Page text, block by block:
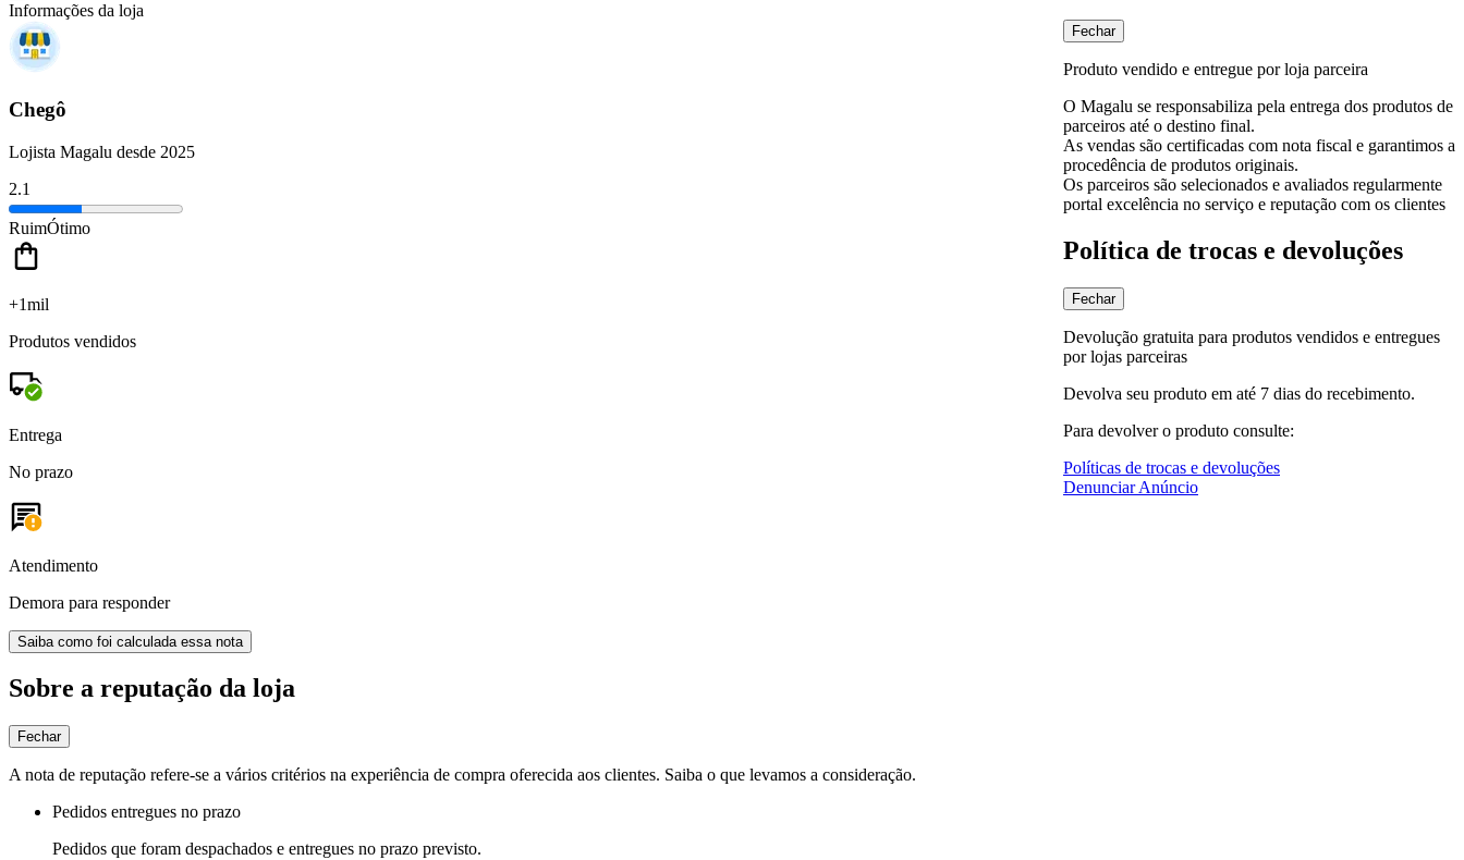
Informações da loja
Chegô
Lojista Magalu desde 2025
2.1
RuimÓtimo
+1mil
Produtos vendidos
Entrega
No prazo
Atendimento
Demora para responder
Saiba como foi calculada essa nota
Sobre a reputação da loja
Fechar
A nota de reputação refere-se a vários critérios na experiência de compra oferecida aos clientes. Saiba o que levamos a consideração.
Pedidos entregues no prazo
Pedidos que foram despachados e entregues no prazo previsto.
Fechar
Produto vendido e entregue por loja parceira
O Magalu se responsabiliza pela entrega dos produtos de
parceiros até o destino final.
As vendas são certificadas com nota fiscal e garantimos a
procedência de produtos originais.
Os parceiros são selecionados e avaliados regularmente
portal excelência no serviço e reputação com os clientes
Política de trocas e devoluções
Fechar
Devolução gratuita para produtos vendidos e entregues
por lojas parceiras
Devolva seu produto em até 7 dias do recebimento.
Para devolver o produto consulte:
Políticas de trocas e devoluções
Denunciar Anúncio